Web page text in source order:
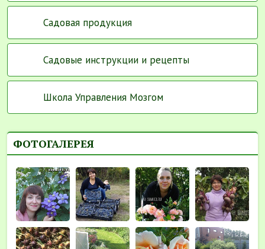
Садовая продукция
Садовые инструкции и рецепты
Школа Управления Мозгом
ФОТОГАЛЕРЕЯ